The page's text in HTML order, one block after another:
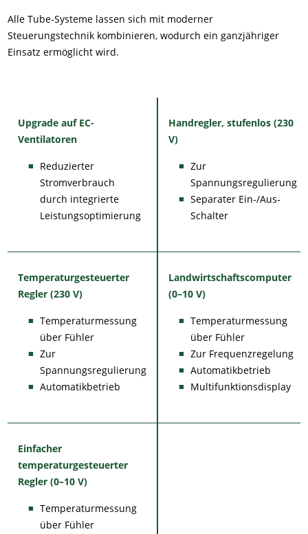
Alle Tube-Systeme lassen sich mit moderner
Steuerungstechnik kombinieren, wodurch ein ganzjähriger
Einsatz ermöglicht wird.
Upgrade auf EC-
Ventilatoren
Reduzierter
Stromverbrauch
durch integrierte
Leistungsoptimierung
Handregler, stufenlos (230
V)
Zur
Spannungsregulierung
Separater Ein-/Aus-
Schalter
Temperaturgesteuerter
Regler (230 V)
Temperaturmessung
über Fühler
Zur
Spannungsregulierung
Automatikbetrieb
Landwirtschaftscomputer
(0–10 V)
Temperaturmessung
über Fühler
Zur Frequenzregelung
Automatikbetrieb
Multifunktionsdisplay
Einfacher
temperaturgesteuerter
Regler (0–10 V)
Temperaturmessung
über Fühler